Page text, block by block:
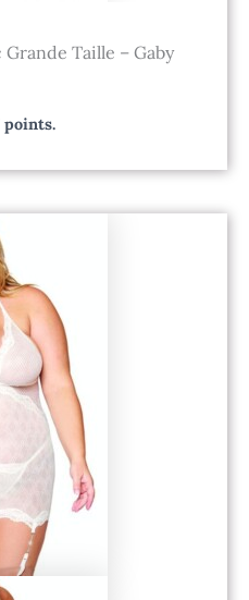
Taille – Gaby
points.